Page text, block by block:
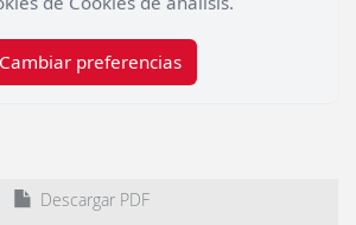
Cambiar preferencias
Descargar PDF